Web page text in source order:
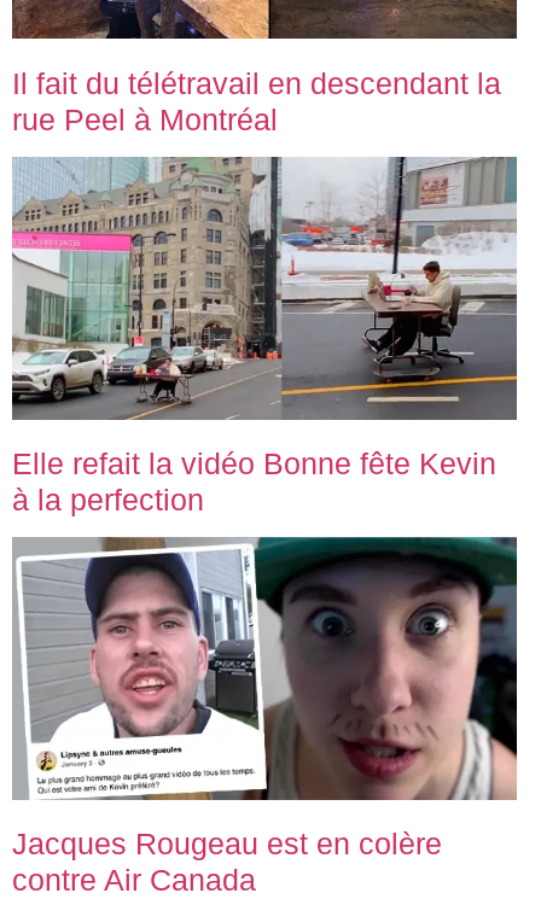
Il fait du télétravail en descendant la
rue Peel à Montréal
Elle refait la vidéo Bonne fête Kevin
à la perfection
Jacques Rougeau est en colère
contre Air Canada